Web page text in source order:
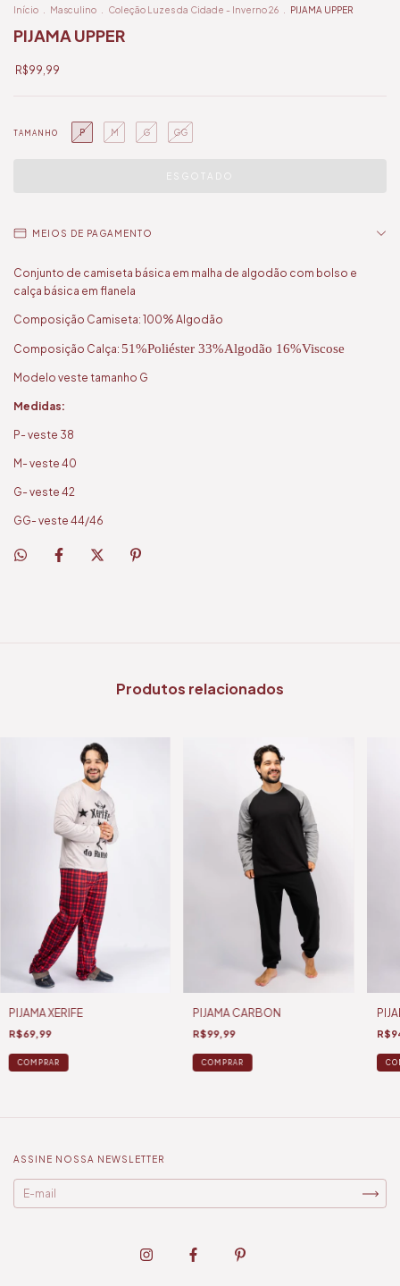
Início Masculino Coleção Luzes da Cidade - Inverno 26 PIJAMA UPPER
PIJAMA UPPER
R$99,99
TAMANHO P M G GG
MEIOS DE PAGAMENTO
Conjunto de camiseta básica em malha de algodão com bolso e
calça básica em flanela
Composição Camiseta: 100% Algodão
Composição Calça: 51%Poliéster 33%Algodão 16%Viscose
Modelo veste tamanho G
Medidas:
P- veste 38
M- veste 40
G- veste 42
GG- veste 44/46
Produtos relacionados
PIJAMA XERIFE
R$69,99
COMPRAR
PIJAMA CARBON
R$99,99
COMPRAR
ASSINE NOSSA NEWSLETTER